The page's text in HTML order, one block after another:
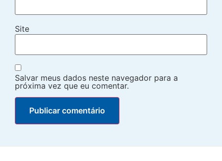
Site
Salvar meus dados neste navegador para a
próxima vez que eu comentar.